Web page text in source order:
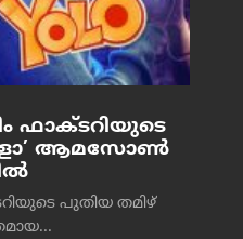
ഫാക്ടറിയുടെ
ആമസോൺ
പുതിയ തമിഴ്